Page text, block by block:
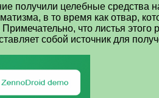
получили целебные средства
в то время как отвар,
что листья
собой источник для